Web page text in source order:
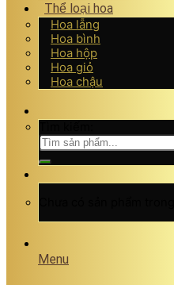
Thể loại hoa
Hoa lẵng
Hoa bình
Hoa hộp
Hoa giỏ
Hoa chậu
Menu